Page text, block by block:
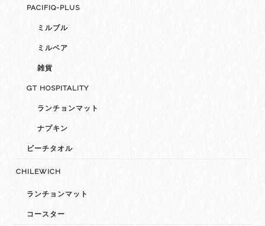
PACIFIQ-PLUS
ミルブル
ミルベア
雑貨
GT HOSPITALITY
ランチョンマット
ナプキン
ビーチタオル
CHILEWICH
ランチョンマット
コースター